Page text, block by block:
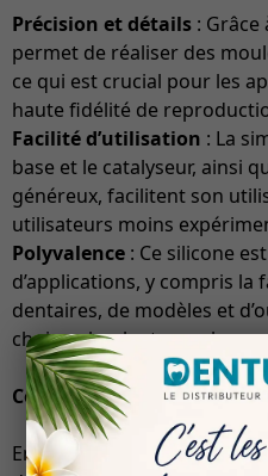
Précision et détails :
permet de réaliser des
ce qui est crucial pour les
haute fidélité de
Facilité d’utilisation : La
base et le catalyseur, ainsi
généreux, facilitent son
utilisateurs moins
Polyvalence : Ce silicone
d’applications, y compris
dentaires, de modèles et
choix polyvalent pour les
Conclusion
En choisissant le silicone